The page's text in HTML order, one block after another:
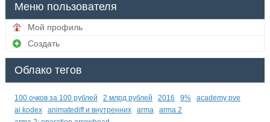
Меню пользователя
Мой профиль
Создать
Облако тегов
100 очков за 100 рублей 2 млрд рублей 2016 9%
academy pve
ai kodex
animatediff и внутренних arma
arma 2